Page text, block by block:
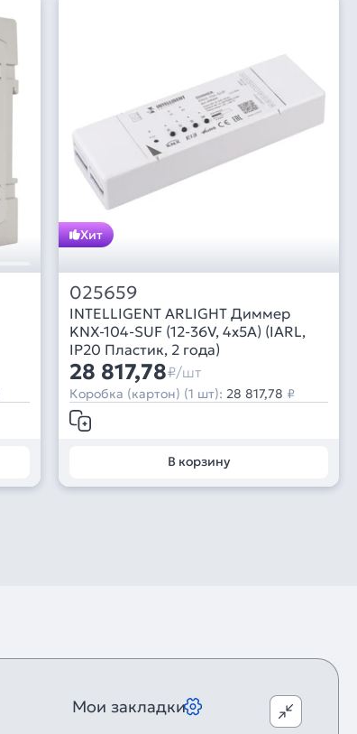
Хит
025659
INTELLIGENT ARLIGHT Диммер
KNX-104-SUF (12-36V, 4x5A) (IARL,
IP20 Пластик, 2 года)
28 817,78₽/шт
Коробка (картон) (1 шт): 28 817,78 ₽
В корзину
Мои закладки